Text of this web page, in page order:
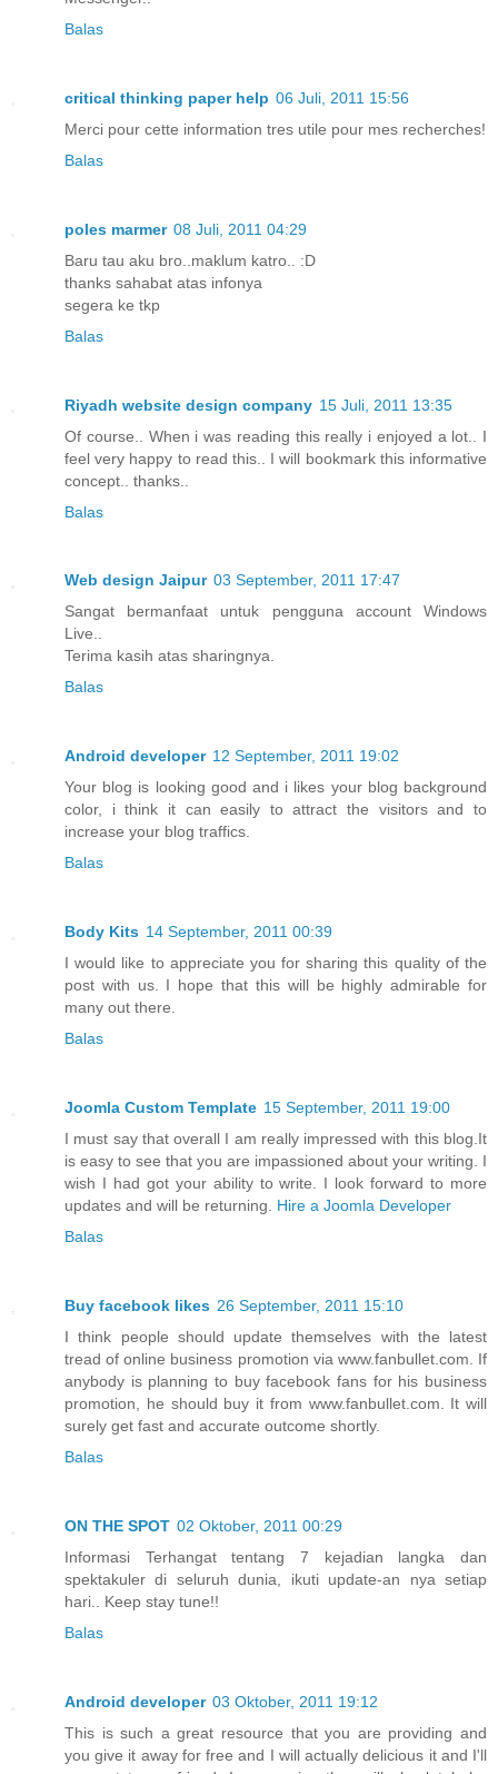
Balas
critical thinking paper help 06 Juli, 2011 15:56
Merci pour cette information tres utile pour mes recherches!
Balas
poles marmer 08 Juli, 2011 04:29
Baru tau aku bro..maklum katro.. :D
thanks sahabat atas infonya
segera ke tkp
Balas
Riyadh website design company 15 Juli, 2011 13:35
Of course.. When i was reading this really i enjoyed a lot.. I
feel very happy to read this.. I will bookmark this informative
concept.. thanks..
Balas
Web design Jaipur 03 September, 2011 17:47
Sangat bermanfaat untuk pengguna account Windows
Live..
Terima kasih atas sharingnya.
Balas
Android developer 12 September, 2011 19:02
Your blog is looking good and i likes your blog background
color, i think it can easily to attract the visitors and to
increase your blog traffics.
Balas
Body Kits 14 September, 2011 00:39
I would like to appreciate you for sharing this quality of the
post with us. I hope that this will be highly admirable for
many out there.
Balas
Joomla Custom Template 15 September, 2011 19:00
I must say that overall I am really impressed with this blog.It
is easy to see that you are impassioned about your writing. I
wish I had got your ability to write. I look forward to more
updates and will be returning. Hire a Joomla Developer
Balas
Buy facebook likes 26 September, 2011 15:10
I think people should update themselves with the latest
tread of online business promotion via www.fanbullet.com. If
anybody is planning to buy facebook fans for his business
promotion, he should buy it from www.fanbullet.com. It will
surely get fast and accurate outcome shortly.
Balas
ON THE SPOT 02 Oktober, 2011 00:29
Informasi Terhangat tentang 7 kejadian langka dan
spektakuler di seluruh dunia, ikuti update-an nya setiap
hari.. Keep stay tune!!
Balas
Android developer 03 Oktober, 2011 19:12
This is such a great resource that you are providing and
you give it away for free and I will actually delicious it and I'll